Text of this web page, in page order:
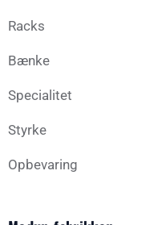
Racks
Bænke
Specialitet
Styrke
Opbevaring